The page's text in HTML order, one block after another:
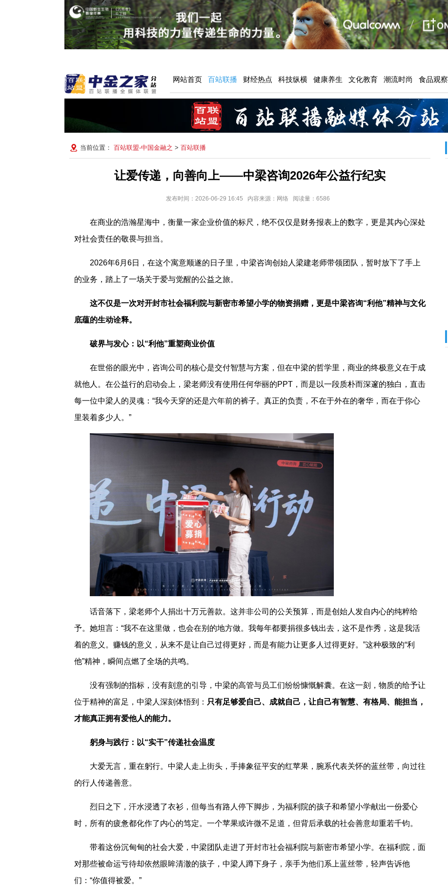
网站首页 百站联播 财经热点 科技纵横 健康养生 文化教育 潮流时尚 食品观察
当前位置： 百站联盟-中国金融之 > 百站联播
让爱传递，向善向上——中梁咨询2026年公益行纪实
发布时间：2026-06-29 16:45 内容来源：网络 阅读量：6586
在商业的浩瀚星海中，衡量一家企业价值的标尺，绝不仅仅是财务报表上的数字，更是其内心深处
对社会责任的敬畏与担当。
2026年6月6日，在这个寓意顺遂的日子里，中梁咨询创始人梁建老师带领团队，暂时放下了手上
的业务，踏上了一场关于爱与觉醒的公益之旅。
这不仅是一次对开封市社会福利院与新密市希望小学的物资捐赠，更是中梁咨询“利他”精神与文化
底蕴的生动诠释。
破界与发心：以“利他”重塑商业价值
在世俗的眼光中，咨询公司的核心是交付智慧与方案，但在中梁的哲学里，商业的终极意义在于成
就他人。在公益行的启动会上，梁老师没有使用任何华丽的PPT，而是以一段质朴而深邃的独白，直击
每一位中梁人的灵魂：“我今天穿的还是六年前的裤子。真正的负责，不在于外在的奢华，而在于你心
里装着多少人。”
话音落下，梁老师个人捐出十万元善款。这并非公司的公关预算，而是创始人发自内心的纯粹给
予。她坦言：“我不在这里做，也会在别的地方做。我每年都要捐很多钱出去，这不是作秀，这是我活
着的意义。赚钱的意义，从来不是让自己过得更好，而是有能力让更多人过得更好。”这种极致的“利
他”精神，瞬间点燃了全场的共鸣。
没有强制的指标，没有刻意的引导，中梁的高管与员工们纷纷慷慨解囊。在这一刻，物质的给予让
位于精神的富足，中梁人深刻体悟到： 只有足够爱自己、成就自己，让自己有智慧、有格局、能担当，
才能真正拥有爱他人的能力。
躬身与践行：以“实干”传递社会温度
大爱无言，重在躬行。中梁人走上街头，手捧象征平安的红苹果，腕系代表关怀的蓝丝带，向过往
的行人传递善意。
烈日之下，汗水浸透了衣衫，但每当有路人停下脚步，为福利院的孩子和希望小学献出一份爱心
时，所有的疲惫都化作了内心的笃定。一个苹果或许微不足道，但背后承载的社会善意却重若千钧。
带着这份沉甸甸的社会大爱，中梁团队走进了开封市社会福利院与新密市希望小学。在福利院，面
对那些被命运亏待却依然眼眸清澈的孩子，中梁人蹲下身子，亲手为他们系上蓝丝带，轻声告诉他
们：“你值得被爱。”